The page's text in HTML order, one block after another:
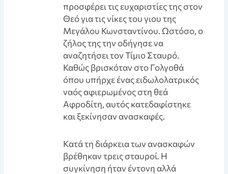
προσφέρει τις ευχαριστίες της στον
Θεό για τις νίκες του γιου της
Μεγάλου Κωνσταντίνου. Ωστόσο, ο
ζήλος της την οδήγησε να
αναζητήσει τον Τίμιο Σταυρό.
Καθώς βρισκόταν στο Γολγοθά
όπου υπήρχε ένας ειδωλολατρικός
ναός αφιερωμένος στη θεά
Αφροδίτη, αυτός κατεδαφίστηκε
και ξεκίνησαν ανασκαφές.
Kατά τη διάρκεια των ανασκαφών
βρέθηκαν τρεις σταυροί. Η
συγκίνηση ήταν έντονη αλλά